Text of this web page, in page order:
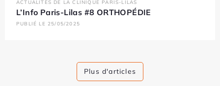
ACTUALITÉS DE LA CLINIQUE PARIS-LILAS
L’Info Paris-Lilas #8 ORTHOPÉDIE
PUBLIÉ LE 25/05/2025
Plus d'articles